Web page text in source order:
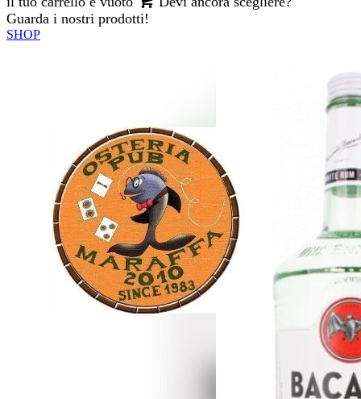
Guarda i nostri prodotti!
SHOP